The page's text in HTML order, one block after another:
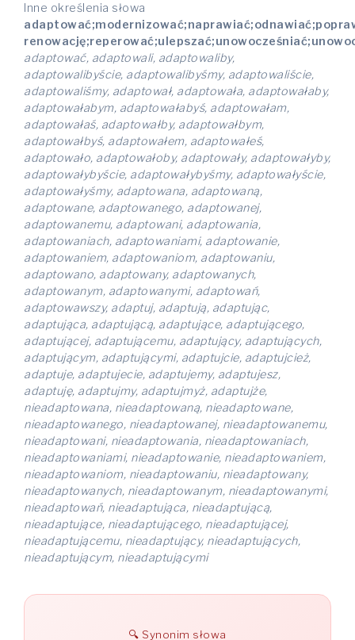
Inne określenia słowa
adaptować, adaptowali, adaptowaliby,
adaptowalibyście, adaptowalibyśmy, adaptowaliście,
adaptowaliśmy, adaptował, adaptowała, adaptowałaby,
adaptowałabym, adaptowałabyś, adaptowałam,
adaptowałaś, adaptowałby, adaptowałbym,
adaptowałbyś, adaptowałem, adaptowałeś,
adaptowało, adaptowałoby, adaptowały, adaptowałyby,
adaptowałybyście, adaptowałybyśmy, adaptowałyście,
adaptowałyśmy, adaptowana, adaptowaną,
adaptowane, adaptowanego, adaptowanej,
adaptowanemu, adaptowani, adaptowania,
adaptowaniach, adaptowaniami, adaptowanie,
adaptowaniem, adaptowaniom, adaptowaniu,
adaptowano, adaptowany, adaptowanych,
adaptowanym, adaptowanymi, adaptowań,
adaptowawszy, adaptuj, adaptują, adaptując,
adaptująca, adaptującą, adaptujące, adaptującego,
adaptującej, adaptującemu, adaptujący, adaptujących,
adaptującym, adaptującymi, adaptujcie, adaptujcież,
adaptuje, adaptujecie, adaptujemy, adaptujesz,
adaptuję, adaptujmy, adaptujmyż, adaptujże,
nieadaptowana, nieadaptowaną, nieadaptowane,
nieadaptowanego, nieadaptowanej, nieadaptowanemu,
nieadaptowani, nieadaptowania, nieadaptowaniach,
nieadaptowaniami, nieadaptowanie, nieadaptowaniem,
nieadaptowaniom, nieadaptowaniu, nieadaptowany,
nieadaptowanych, nieadaptowanym, nieadaptowanymi,
nieadaptowań, nieadaptująca, nieadaptującą,
nieadaptujące, nieadaptującego, nieadaptującej,
nieadaptującemu, nieadaptujący, nieadaptujących,
nieadaptującym, nieadaptującymi
Synonim słowa